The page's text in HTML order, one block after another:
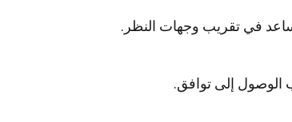
في تقريب وجهات النظر.
الوصول إلى توافق.